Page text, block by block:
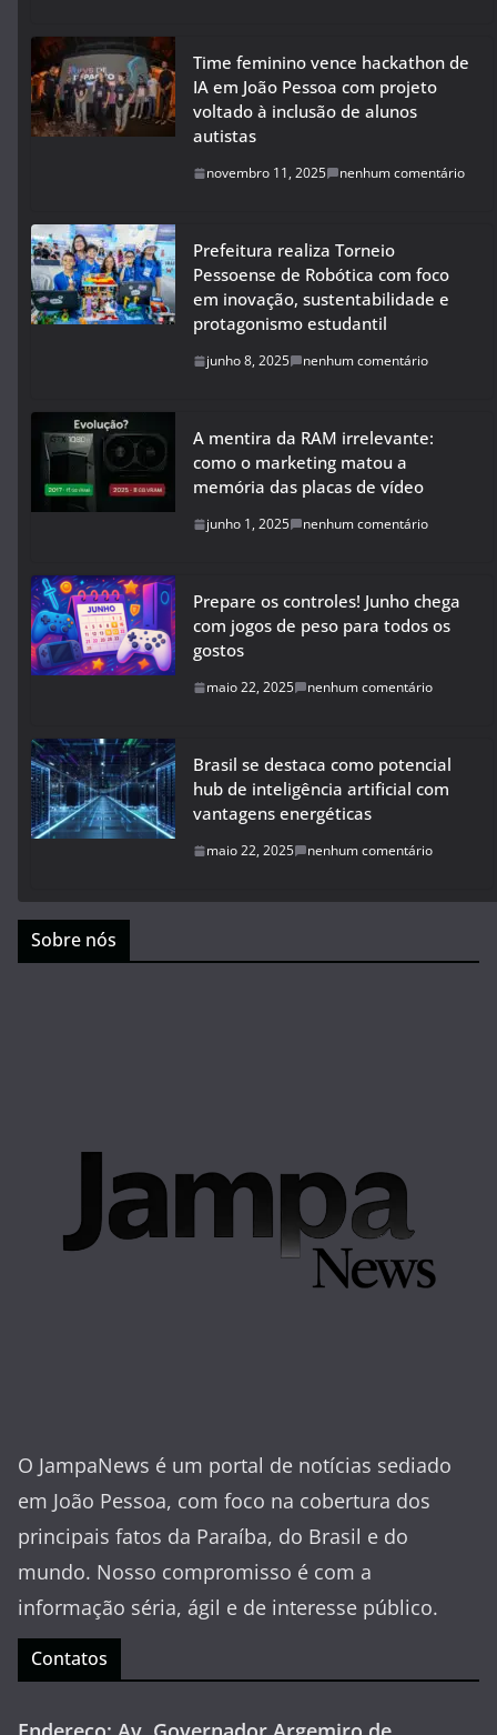
Time feminino vence hackathon de
IA em João Pessoa com projeto
voltado à inclusão de alunos
autistas
novembro 11, 2025 nenhum comentário
Prefeitura realiza Torneio
Pessoense de Robótica com foco
em inovação, sustentabilidade e
protagonismo estudantil
junho 8, 2025 nenhum comentário
A mentira da RAM irrelevante:
como o marketing matou a
memória das placas de vídeo
junho 1, 2025 nenhum comentário
Prepare os controles! Junho chega
com jogos de peso para todos os
gostos
maio 22, 2025 nenhum comentário
Brasil se destaca como potencial
hub de inteligência artificial com
vantagens energéticas
maio 22, 2025 nenhum comentário
Sobre nós
O JampaNews é um portal de notícias sediado
em João Pessoa, com foco na cobertura dos
principais fatos da Paraíba, do Brasil e do
mundo. Nosso compromisso é com a
informação séria, ágil e de interesse público.
Contatos